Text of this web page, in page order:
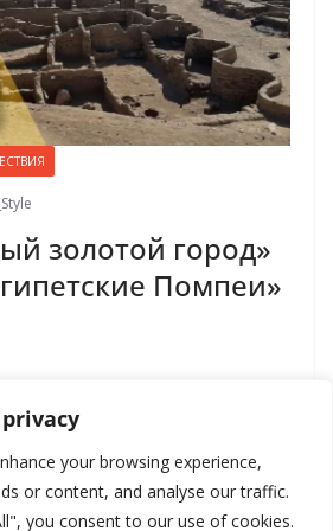
your browsing experience,
or content, and analyse our traffic.
you consent to our use of cookies.
золотой город»
Помпеи»